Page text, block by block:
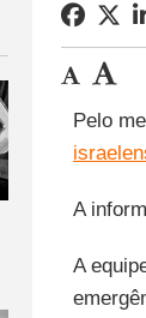
Pelo
A
A